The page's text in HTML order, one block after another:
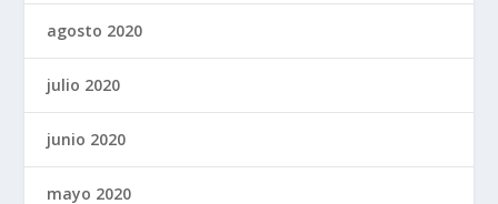
agosto 2020
julio 2020
junio 2020
mayo 2020